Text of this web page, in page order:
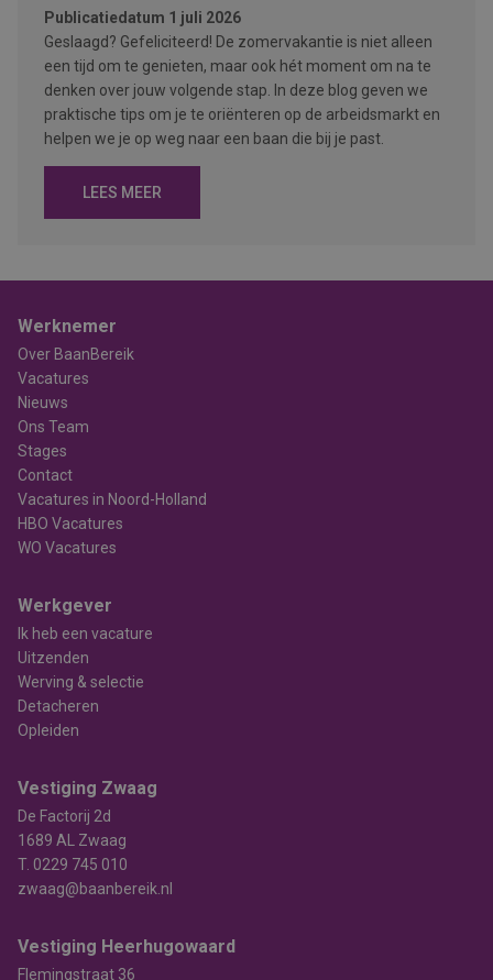
Publicatiedatum 1 juli 2026
Geslaagd? Gefeliciteerd! De zomervakantie is niet alleen
een tijd om te genieten, maar ook hét moment om na te
denken over jouw volgende stap. In deze blog geven we
praktische tips om je te oriënteren op de arbeidsmarkt en
helpen we je op weg naar een baan die bij je past.
LEES MEER
Werknemer
Over BaanBereik
Vacatures
Nieuws
Ons Team
Stages
Contact
Vacatures in Noord-Holland
HBO Vacatures
WO Vacatures
Werkgever
Ik heb een vacature
Uitzenden
Werving & selectie
Detacheren
Opleiden
Vestiging Zwaag
De Factorij 2d
1689 AL Zwaag
T. 0229 745 010
zwaag@baanbereik.nl
Vestiging Heerhugowaard
Flemingstraat 36